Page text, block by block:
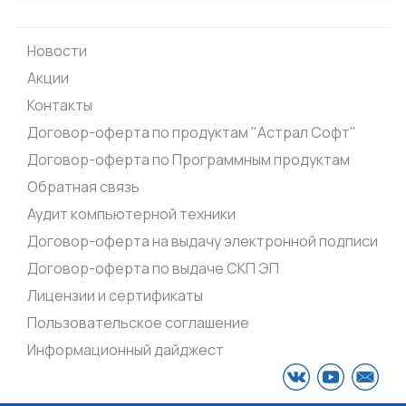
Новости
Акции
Контакты
Договор-оферта по продуктам "Астрал Софт"
Договор-оферта по Программным продуктам
Обратная связь
Аудит компьютерной техники
Договор-оферта на выдачу электронной подписи
Договор-оферта по выдаче СКП ЭП
Лицензии и сертификаты
Пользовательское соглашение
Информационный дайджест